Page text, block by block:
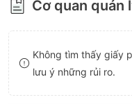
8
9
Cơ quan quản
Không tìm thấy giấy
lưu ý những rủi ro.